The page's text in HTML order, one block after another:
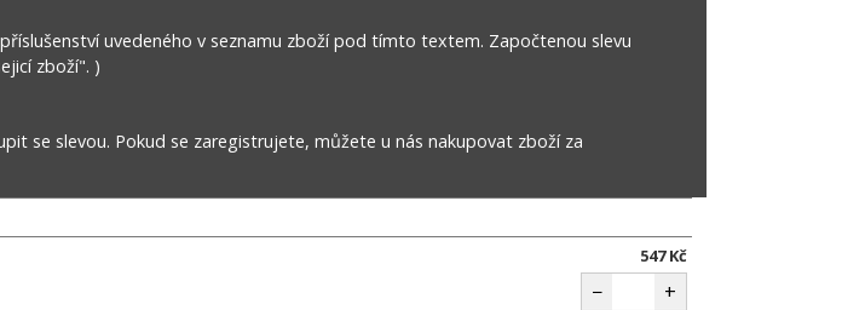
uvedeného v seznamu zboží pod tímto textem. Započtenou slevu
zboží". )
se slevou. Pokud se zaregistrujete, můžete u nás nakupovat zboží za
547 Kč
− +